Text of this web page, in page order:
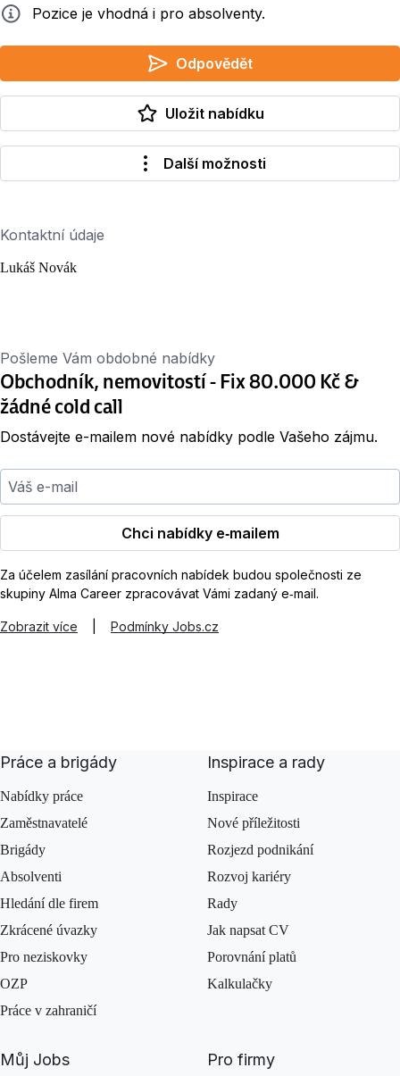
Info Pozice je vhodná i pro absolventy.
Odpovědět
Uložit nabídku
Další možnosti
Kontaktní údaje
Lukáš Novák
Pošleme Vám obdobné nabídky
Obchodník, nemovitostí - Fix 80.000 Kč &
žádné cold call
Dostávejte e-mailem nové nabídky podle Vašeho zájmu.
Váš e-mail
Chci nabídky e‑mailem
Za účelem zasílání pracovních nabídek budou společnosti ze
skupiny Alma Career zpracovávat Vámi zadaný e‑mail.
Zobrazit více Podmínky Jobs.cz
Práce a brigády
Nabídky práce
Zaměstnavatelé
Brigády
Absolventi
Hledání dle firem
Zkrácené úvazky
Pro neziskovky
OZP
Práce v zahraničí
Inspirace a rady
Inspirace
Nové příležitosti
Rozjezd podnikání
Rozvoj kariéry
Rady
Jak napsat CV
Porovnání platů
Kalkulačky
Můj Jobs Pro firmy